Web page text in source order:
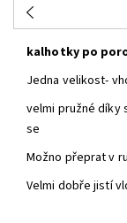
kalhotky po
Jedna velikost-
velmi pružné díky
se
Možno přeprat v
Velmi dobře jistí